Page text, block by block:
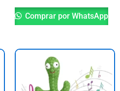
Comprar por WhatsApp